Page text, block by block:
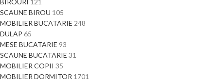
BIROURI 121
SCAUNE BIROU 105
MOBILIER BUCATARIE 248
DULAP 65
MESE BUCATARIE 93
SCAUNE BUCATARIE 31
MOBILIER COPII 35
MOBILIER DORMITOR 1701